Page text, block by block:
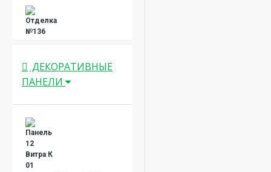
Отделка №136
ДЕКОРАТИВНЫЕ
ПАНЕЛИ